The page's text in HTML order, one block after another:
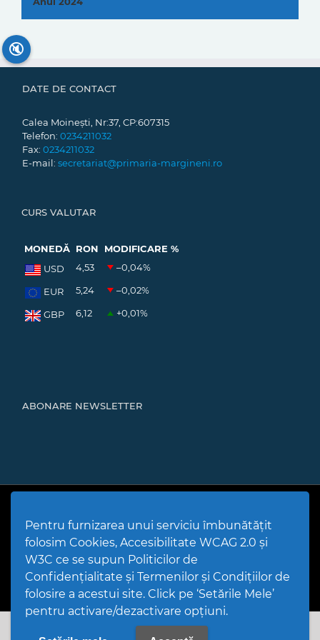
Pentru furnizarea unui serviciu îmbunătățit
folosim Cookies, Accesibilitate WCAG 2.0 și
W3C ce se supun Politicilor de
Confidențialitate și Termenilor și Condițiilor de
folosire a acestui site. Click pe ‘Setările Mele’
pentru activare/dezactivare opțiuni.
DATE DE CONTACT
Calea Moinești, Nr:37, CP:607315
Telefon: 0234211032
Fax: 0234211032
E-mail: secretariat@primaria-margineni.ro
CURS VALUTAR
MONEDĂ RON
MODIFICARE %
USD
4,53 –0,04%
EUR 5,24 –0,02%
GBP 6,12 +0,01%
ABONARE NEWSLETTER
Mărgineni
Politică de utilizare Cookies|Politică de confidențialitate site
Termeni și condiții de utilizare a site-ului
Hartă Website
🔇